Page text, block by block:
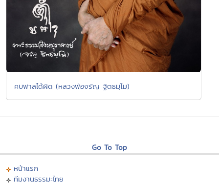
คบพาลได้ผิด (หลวงพ่อจรัญ ฐิตธมฺโม)
Go To Top
หน้าแรก
ทีมงานธรรมะไทย